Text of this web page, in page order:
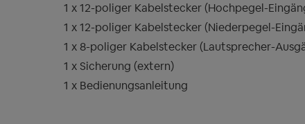
1 x 12-poliger Kabelstecker (Hochpegel-
1 x 12-poliger Kabelstecker (Niederpegel-
1 x 8-poliger Kabelstecker (Lautsprecher-
1 x Sicherung (extern)
1 x Bedienungsanleitung